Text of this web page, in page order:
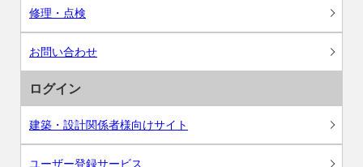
修理・点検
お問い合わせ
ログイン
建築・設計関係者様向けサイト
ユーザー登録サービス